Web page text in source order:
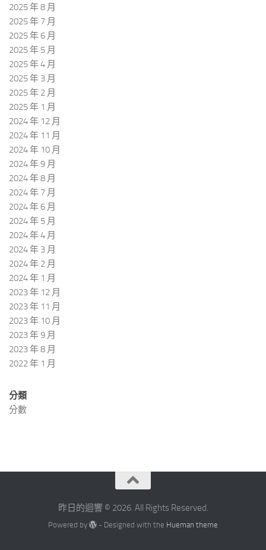
2025 年 8 月
2025 年 7 月
2025 年 6 月
2025 年 5 月
2025 年 4 月
2025 年 3 月
2025 年 2 月
2025 年 1 月
2024 年 12 月
2024 年 11 月
2024 年 10 月
2024 年 9 月
2024 年 8 月
2024 年 7 月
2024 年 6 月
2024 年 5 月
2024 年 4 月
2024 年 3 月
2024 年 2 月
2024 年 1 月
2023 年 12 月
2023 年 11 月
2023 年 10 月
2023 年 9 月
2023 年 8 月
2022 年 1 月
分類
分數
昨日的迴響 © 2026. All Rights Reserved.
Powered by - Designed with the Hueman theme